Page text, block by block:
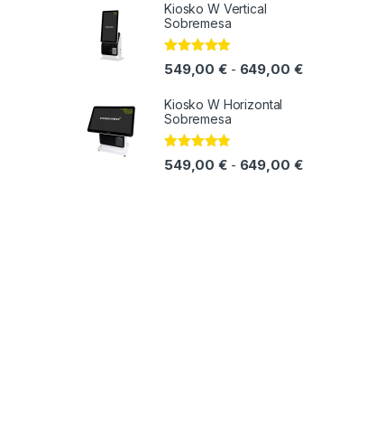
Kiosko W Vertical
Sobremesa
Valorado
con4.71de
549,00€ - 649,00 €Rango de
Kiosko W Horizontal
Sobremesa
Valorado
con4.70de
549,00€ - 649,00 €Rango de